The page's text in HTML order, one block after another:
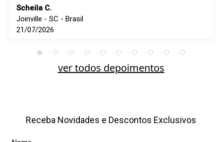
Scheila C.
Joinville - SC - Brasil
21/07/2026
ver todos depoimentos
Receba Novidades e Descontos Exclusivos